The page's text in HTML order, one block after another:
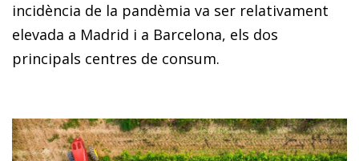
incidència de la pandèmia va ser relativament
elevada a Madrid i a Barcelona, els dos
principals centres de consum.